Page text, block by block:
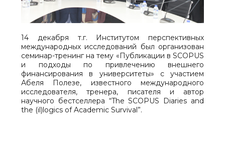
14 декабря т.г. Институтом перспективных
международных исследований был организован
семинар-тренинг на тему «Публикации в SCOPUS
и подходы по привлечению внешнего
финансирования в университеты» с участием
Абеля Полезе, известного международного
исследователя, тренера, писателя и автор
научного бестселлера “The SCOPUS Diaries and
the (il)logics of Academic Survival”.